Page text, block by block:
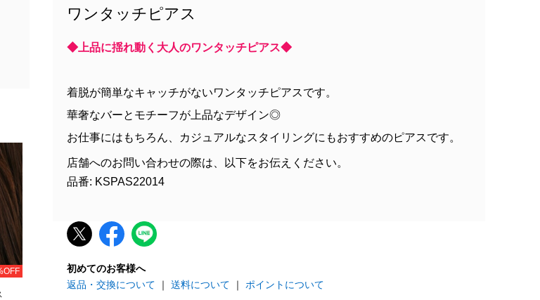
ワンタッチピアス
◆上品に揺れ動く大人のワンタッチピアス◆
着脱が簡単なキャッチがないワンタッチピアスです。
華奢なバーとモチーフが上品なデザイン◎
お仕事にはもちろん、カジュアルなスタイリングにもおすすめのピアスです。
店舗へのお問い合わせの際は、以下をお伝えください。
品番: KSPAS22014
初めてのお客様へ
返品・交換について ｜ 送料について ｜ ポイントについて